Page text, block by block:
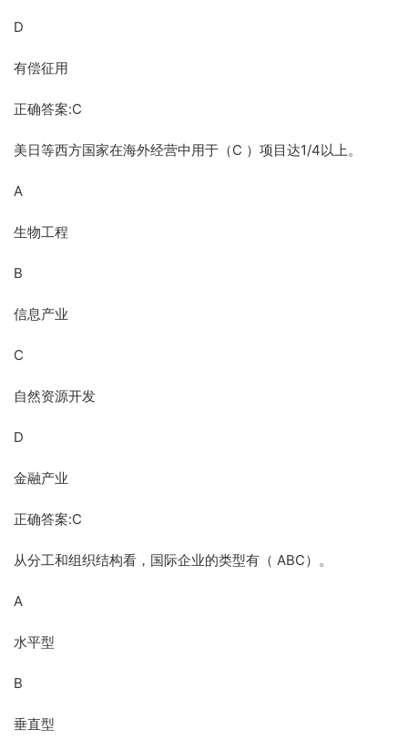
D
有偿征用
正确答案:C
美日等西方国家在海外经营中用于（C ）项目达1/4以上。
A
生物工程
B
信息产业
C
自然资源开发
D
金融产业
正确答案:C
从分工和组织结构看，国际企业的类型有（ ABC）。
A
水平型
B
垂直型